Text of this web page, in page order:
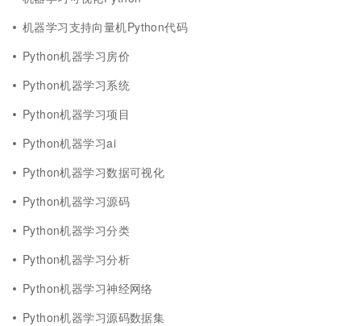
机器学习支持向量机Python代码
Python机器学习房价
Python机器学习系统
Python机器学习项目
Python机器学习ai
Python机器学习数据可视化
Python机器学习源码
Python机器学习分类
Python机器学习分析
Python机器学习神经网络
Python机器学习源码数据集